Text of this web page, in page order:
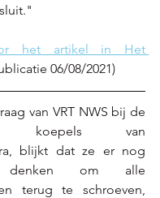
het artikel in Het
06/08/2021)
van VRT NWS bij de
koepels van
blijkt dat ze er nog
om alle
terug te schroeven,